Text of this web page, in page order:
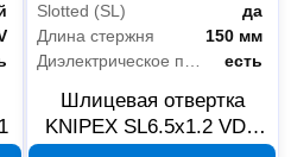
Slotted (SL)
да
Длина стержня
150 мм
есть
Шлицевая отвертка
KNIPEX SL6.5x1.2 VDE